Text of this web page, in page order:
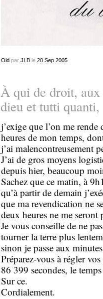
Oldpar JLBle 20 Sep 2005
À qui de droit, aux
dieu et tutti quanti,
j’exige que l’on me
heures de mon temps,
j’ai malencontreusement
J’ai de gros moyens
depuis hier, beaucoup
Sachez que ce matin, à
qu’à partir de demain
que ma revendication ne
deux heures ne me seront
Je vous conseille de ne
tourner la terre plus
sinon je passe aux
Préparez-vous à régler
86 399 secondes, le temps
Sur ce.
Cordialement.